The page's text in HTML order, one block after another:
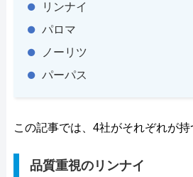
リンナイ
パロマ
ノーリツ
パーパス
この記事では、4社がそれぞれが持
品質重視のリンナイ